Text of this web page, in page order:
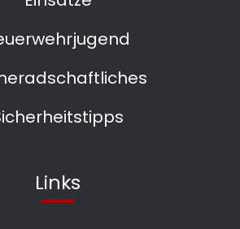
Links